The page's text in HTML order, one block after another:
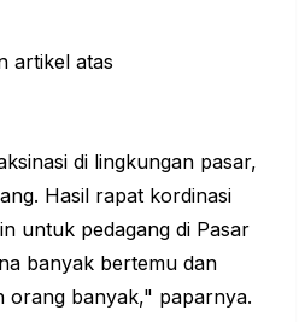
di lingkungan pasar,
Hasil rapat kordinasi
untuk pedagang di Pasar
banyak bertemu dan
orang banyak," paparnya.